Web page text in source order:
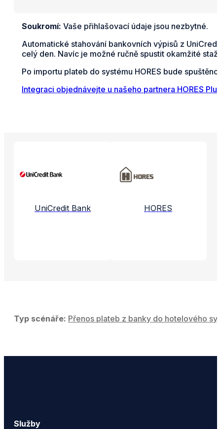
Soukromí: Vaše přihlašovací údaje jsou nezbytné.
Automatické stahování bankovních výpisů z
celý den. Navíc je možné ručně spustit okamžité
Po importu plateb do systému HORES bude
Integraci objednávejte u našeho partnera HORES Plus
UniCredit Bank HORES
Typ scénáře: Přenos plateb z banky do hotelového
Služby